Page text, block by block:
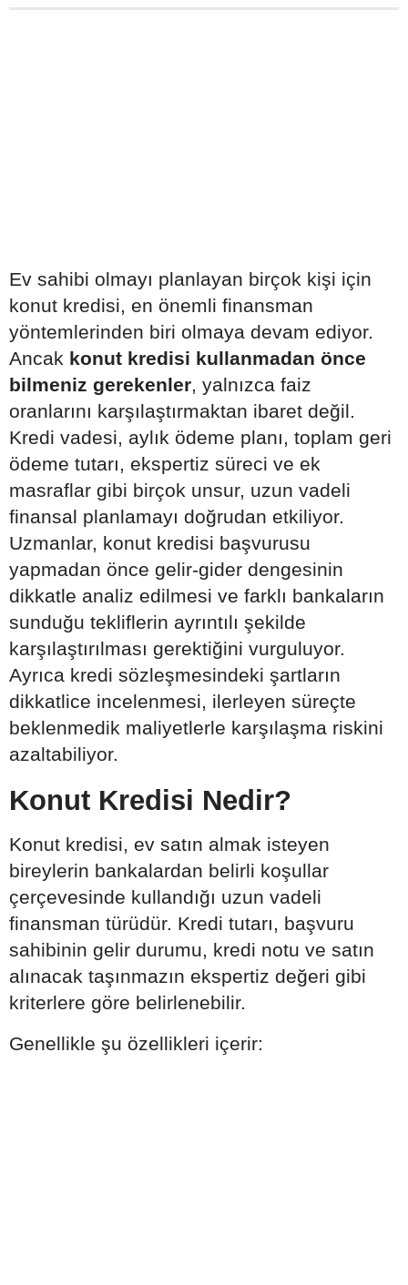
Ev sahibi olmayı planlayan birçok kişi için
konut kredisi, en önemli finansman
yöntemlerinden biri olmaya devam ediyor.
Ancak konut kredisi kullanmadan önce
bilmeniz gerekenler, yalnızca faiz
oranlarını karşılaştırmaktan ibaret değil.
Kredi vadesi, aylık ödeme planı, toplam geri
ödeme tutarı, ekspertiz süreci ve ek
masraflar gibi birçok unsur, uzun vadeli
finansal planlamayı doğrudan etkiliyor.
Uzmanlar, konut kredisi başvurusu
yapmadan önce gelir-gider dengesinin
dikkatle analiz edilmesi ve farklı bankaların
sunduğu tekliflerin ayrıntılı şekilde
karşılaştırılması gerektiğini vurguluyor.
Ayrıca kredi sözleşmesindeki şartların
dikkatlice incelenmesi, ilerleyen süreçte
beklenmedik maliyetlerle karşılaşma riskini
azaltabiliyor.
Konut Kredisi Nedir?
Konut kredisi, ev satın almak isteyen
bireylerin bankalardan belirli koşullar
çerçevesinde kullandığı uzun vadeli
finansman türüdür. Kredi tutarı, başvuru
sahibinin gelir durumu, kredi notu ve satın
alınacak taşınmazın ekspertiz değeri gibi
kriterlere göre belirlenebilir.
Genellikle şu özellikleri içerir: